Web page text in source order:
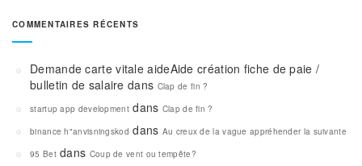
COMMENTAIRES RÉCENTS
Demande carte vitale aideAide création fiche de paie /
bulletin de salaire dans Clap de fin ?
startup app developmentdans Clap de fin ?
binance h"anvisningskod dans Au creux de la vague appréhender la suivante
95 Betdans Coup de vent ou tempête?